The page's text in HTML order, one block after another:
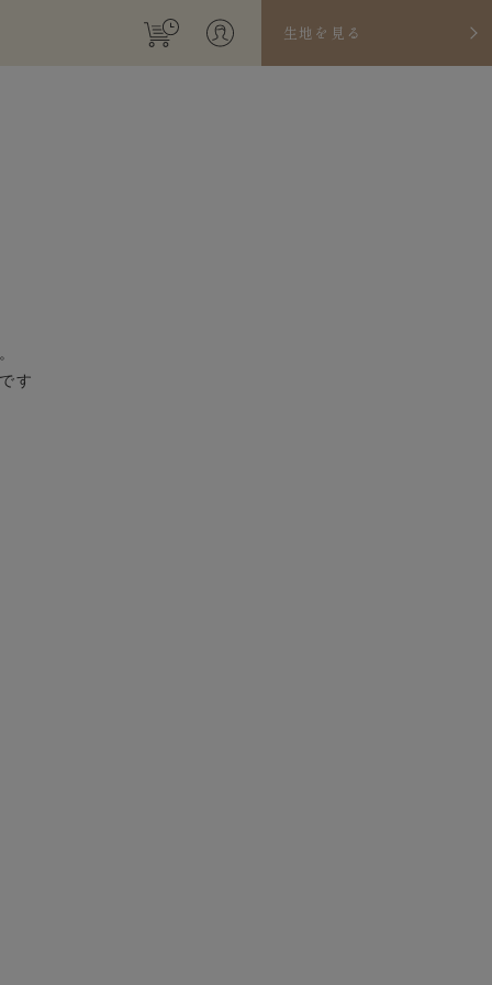
生地を見る
す